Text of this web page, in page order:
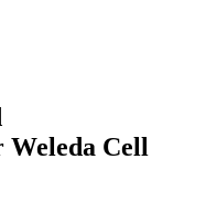
Cell